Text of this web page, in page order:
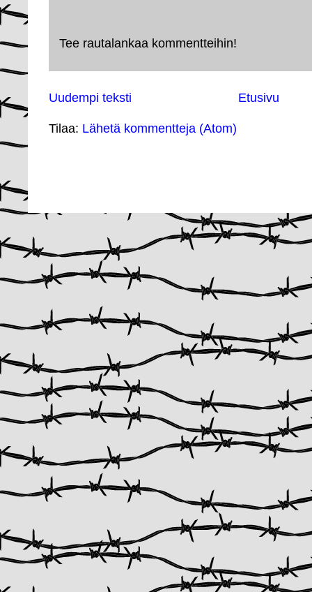
Tee rautalankaa kommentteihin!
Uudempi teksti Etusivu
Tilaa: Lähetä kommentteja (Atom)